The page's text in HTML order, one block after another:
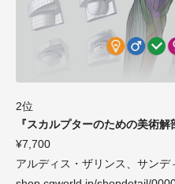
2位
『スカルプターのための美術解
¥7,700
アルディス・ザリンス、サンデ